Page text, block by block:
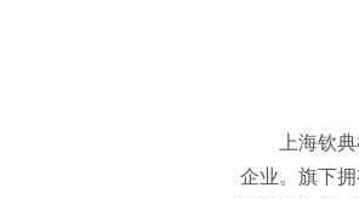
上海钦典机
企业。旗下